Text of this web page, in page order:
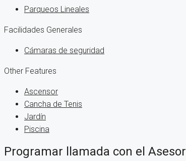
Parqueos Lineales
Facilidades Generales
Cámaras de seguridad
Other Features
Ascensor
Cancha de Tenis
Jardín
Piscina
Programar llamada con el Asesor